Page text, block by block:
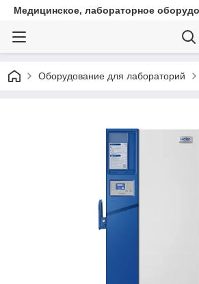
Медицинское, лабораторное
Оборудование для лабораторий